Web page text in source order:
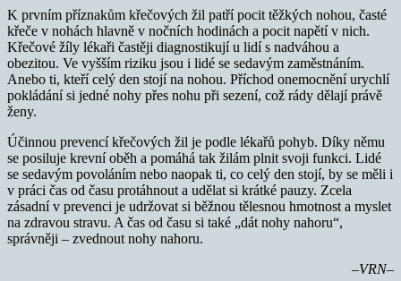
K prvním příznakům křečových žil patří pocit těžkých nohou, časté
křeče v nohách hlavně v nočních hodinách a pocit napětí v nich.
Křečové žíly lékaři častěji diagnostikují u lidí s nadváhou a
obezitou. Ve vyšším riziku jsou i lidé se sedavým zaměstnáním.
Anebo ti, kteří celý den stojí na nohou. Příchod onemocnění urychlí
pokládání si jedné nohy přes nohu při sezení, což rády dělají právě
ženy.
Účinnou prevencí křečových žil je podle lékařů pohyb. Díky němu
se posiluje krevní oběh a pomáhá tak žilám plnit svoji funkci. Lidé
se sedavým povoláním nebo naopak ti, co celý den stojí, by se měli i
v práci čas od času protáhnout a udělat si krátké pauzy. Zcela
zásadní v prevenci je udržovat si běžnou tělesnou hmotnost a myslet
na zdravou stravu. A čas od času si také „dát nohy nahoru“,
správněji – zvednout nohy nahoru.
–VRN–